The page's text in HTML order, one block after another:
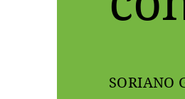
SORIANO